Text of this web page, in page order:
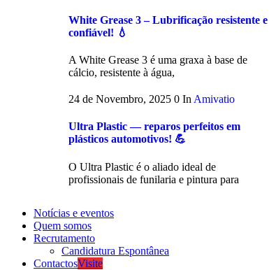
White Grease 3 – Lubrificação resistente e
confiável! 💧
A White Grease 3 é uma graxa à base de
cálcio, resistente à água,
24 de Novembro, 2025 0 In Amivatio
Ultra Plastic — reparos perfeitos em
plásticos automotivos! 💪
O Ultra Plastic é o aliado ideal de
profissionais de funilaria e pintura para
Notícias e eventos
Quem somos
Recrutamento
Candidatura Espontânea
ContactosVisite